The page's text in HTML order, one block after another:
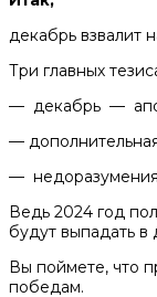
декабрь взвалит
Три главных
— декабрь —
—
— недоразумения
Ведь 2024 год
будут выпадать в
Вы поймете, что
победам.